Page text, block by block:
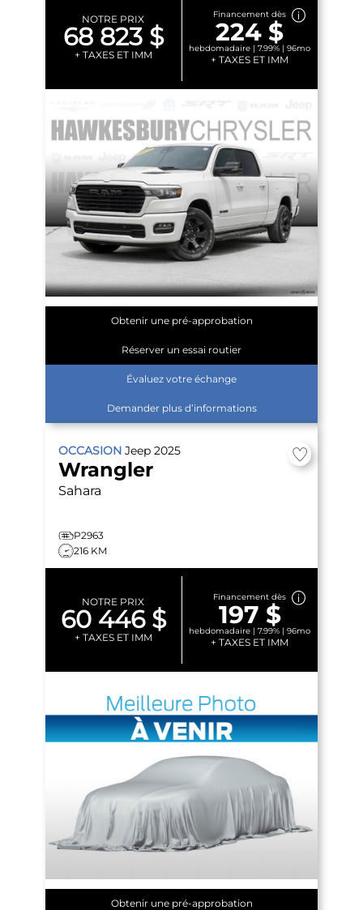
NOTRE PRIX
68 823 $
+ TAXES ET IMM
Financement dès
224 $
hebdomadaire | 7.99% | 96mo
+ TAXES ET IMM
Obtenir une pré-approbation
Réserver un essai routier
Évaluez votre échange
Demander plus d’informations
OCCASION Jeep 2025
Wrangler
Sahara
P2963
216 KM
NOTRE PRIX
60 446 $
+ TAXES ET IMM
Financement dès
197 $
hebdomadaire | 7.99% | 96mo
+ TAXES ET IMM
Obtenir une pré-approbation